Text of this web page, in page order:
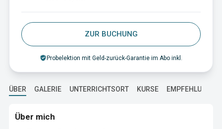
ZUR BUCHUNG
Probelektion mit Geld-zurück-Garantie im Abo inkl.
ÜBER GALERIE UNTERRICHTSORT KURSE EMPFEHLUNGEN
Über mich